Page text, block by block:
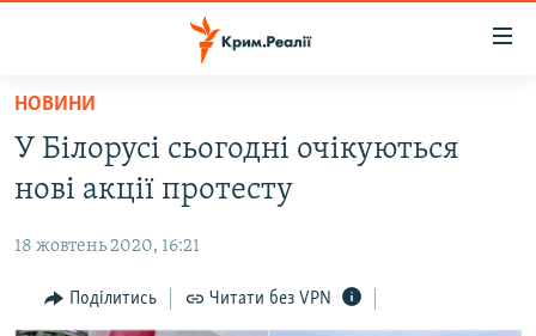
Перейти
основного
матеріалу
до
навігації
ВОДА.КРИМ
ПОЛІТИКА
БЛОГИ
НОВИНИ
У Білорусі сьогодні очікуються
нові акції протесту
18 жовтень 2020, 16:21
Поділитись Читати без VPN